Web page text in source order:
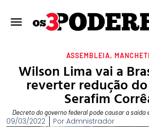
ASSEMBLEIA,
Wilson Lima vai a
reverter redução
Serafim
Decreto do governo federal pode causar a saída
09/03/2022 Por Admnistrador